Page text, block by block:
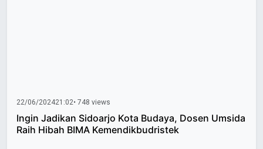
22/06/202421:02• 748 views
Ingin Jadikan Sidoarjo Kota Budaya, Dosen Umsida
Raih Hibah BIMA Kemendikbudristek